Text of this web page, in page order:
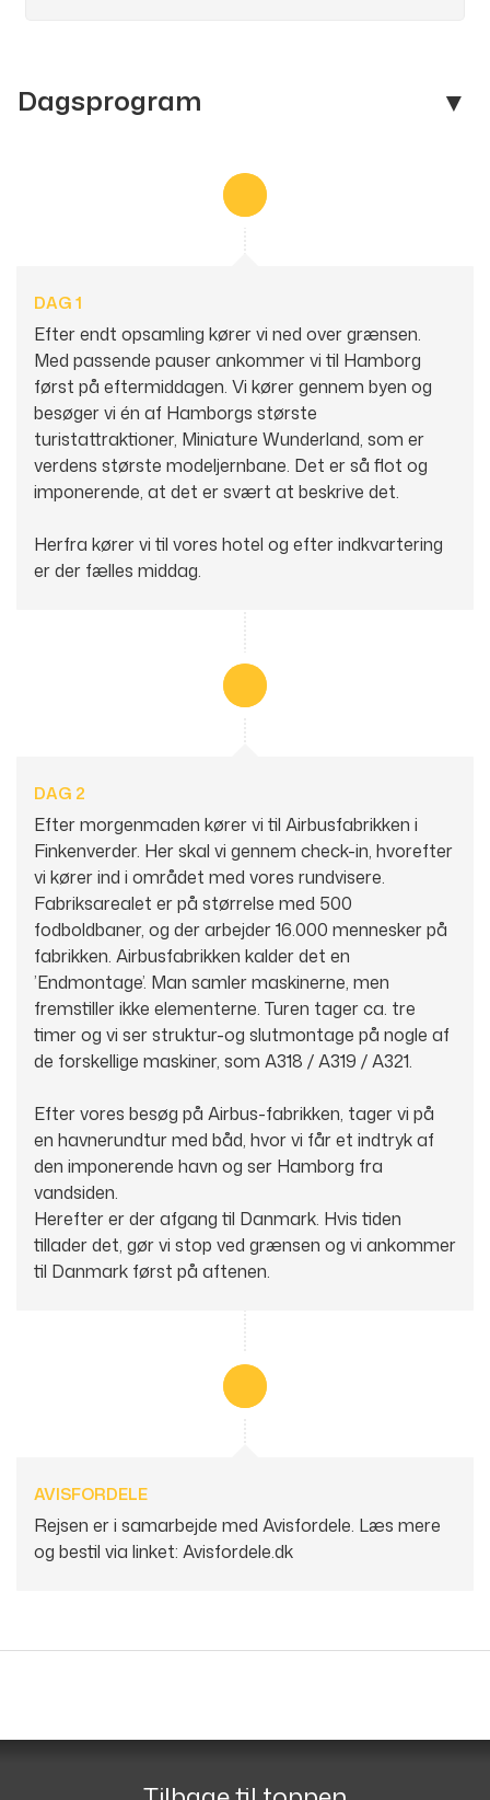
giba@gibatravel.dk
5750Ringe
Kontaktformular Ring til os
Dagsprogram
DAG 1
Efter endt opsamling kører vi ned over grænsen.
Med passende pauser ankommer vi til Hamborg
først på eftermiddagen. Vi kører gennem byen og
besøger vi én af Hamborgs største
turistattraktioner, Miniature Wunderland, som er
verdens største modeljernbane. Det er så flot og
imponerende, at det er svært at beskrive det.
Herfra kører vi til vores hotel og efter indkvartering
er der fælles middag.
DAG 2
Efter morgenmaden kører vi til Airbusfabrikken i
Finkenverder. Her skal vi gennem check-in, hvorefter
vi kører ind i området med vores rundvisere.
Fabriksarealet er på størrelse med 500
fodboldbaner, og der arbejder 16.000 mennesker på
fabrikken. Airbusfabrikken kalder det en
’Endmontage’. Man samler maskinerne, men
fremstiller ikke elementerne. Turen tager ca. tre
timer og vi ser struktur-og slutmontage på nogle af
de forskellige maskiner, som A318 / A319 / A321.
Efter vores besøg på Airbus-fabrikken, tager vi på
en havnerundtur med båd, hvor vi får et indtryk af
den imponerende havn og ser Hamborg fra
vandsiden.
Herefter er der afgang til Danmark. Hvis tiden
tillader det, gør vi stop ved grænsen og vi ankommer
til Danmark først på aftenen.
AVISFORDELE
Rejsen er i samarbejde med Avisfordele. Læs mere
og bestil via linket: Avisfordele.dk